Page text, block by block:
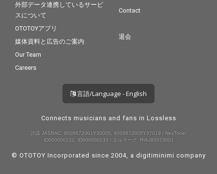
外部データ連携しているサービ
スについて
OTOTOYアプリ
媒体資料と広告のご案内
Our Team
Careers
Contact
退会
言語/Language - English
Connects musicians and fans in Lossless
許諾 JASRAC: 9008872001Y30005, 9008872005Y37019 / NexTone:
ID000000232, ID000000233 / エルマーク: RIAJ80023001
© OTOTOY Incorporated since 2004, a digitiminimi company